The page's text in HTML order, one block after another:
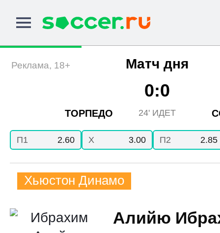
Матч дня
ТОРПЕДО
0:0
24' ИДЕТ
Реклама, 18+
П1 2.60 X 3.00 П2 2.85
Хьюстон Динамо
Алийю